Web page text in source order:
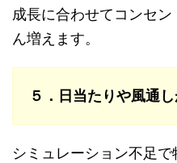
成長に合わせてコンセ
ん増えます。
５．日当たりや風通
シミュレーション不足